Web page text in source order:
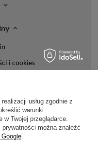
i cookies
usług zgodnie z
warunki
w Twojej przeglądarce.
można znaleźć
.